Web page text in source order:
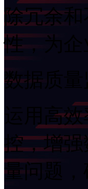
除冗余和
性，
数据质量
运用高
控，增
量问题